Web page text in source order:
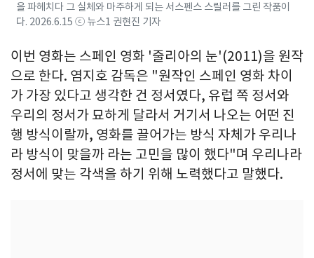
을 파헤치다 그 실체와 마주하게 되는 서스펜스 스릴러를 그린 작품이
다. 2026.6.15 ⓒ 뉴스1 권현진 기자
이번 영화는 스페인 영화 '줄리아의 눈'(2011)을 원작
으로 한다. 염지호 감독은 "원작인 스페인 영화 차이
가 가장 있다고 생각한 건 정서였다, 유럽 쪽 정서와
우리의 정서가 묘하게 달라서 거기서 나오는 어떤 진
행 방식이랄까, 영화를 끌어가는 방식 자체가 우리나
라 방식이 맞을까 라는 고민을 많이 했다"며 우리나라
정서에 맞는 각색을 하기 위해 노력했다고 말했다.